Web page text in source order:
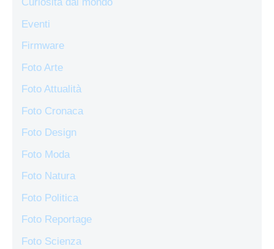
Eventi
Firmware
Foto Arte
Foto Attualità
Foto Cronaca
Foto Design
Foto Moda
Foto Natura
Foto Politica
Foto Reportage
Foto Scienza